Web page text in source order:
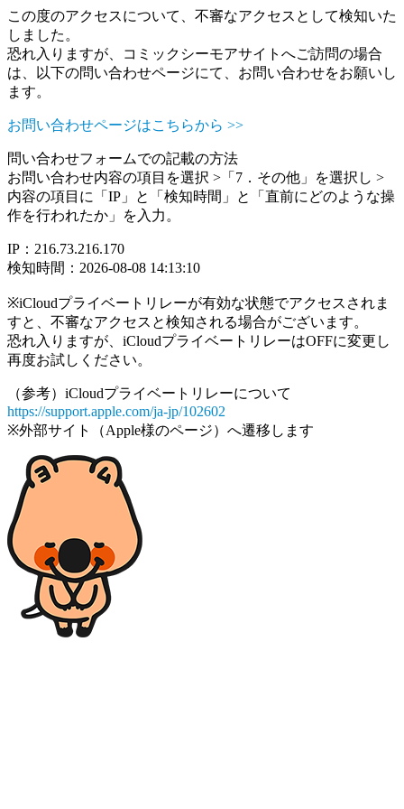
この度のアクセスについて、不審なアクセスとして検知いた
しました。
恐れ入りますが、コミックシーモアサイトへご訪問の場合
は、以下の問い合わせページにて、お問い合わせをお願いし
ます。
お問い合わせページはこちらから >>
問い合わせフォームでの記載の方法
お問い合わせ内容の項目を選択 >「7．その他」を選択し >
内容の項目に「IP」と「検知時間」と「直前にどのような操
作を行われたか」を入力。
IP：216.73.216.170
検知時間：2026-08-08 14:13:10
※iCloudプライベートリレーが有効な状態でアクセスされま
すと、不審なアクセスと検知される場合がございます。
恐れ入りますが、iCloudプライベートリレーはOFFに変更し
再度お試しください。
（参考）iCloudプライベートリレーについて
https://support.apple.com/ja-jp/102602
※外部サイト（Apple様のページ）へ遷移します